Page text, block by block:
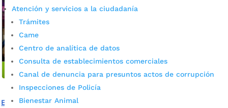
Atención y servicios a la ciudadanía
Trámites
Came
Centro de analítica de datos
Consulta de establecimientos comerciales
Canal de denuncia para presuntos actos de corrupción
Inspecciones de Policía
Bienestar Animal
El Programa Municipal de Ludotecas atiene